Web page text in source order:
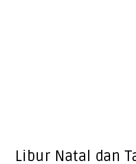
Libur Natal dan